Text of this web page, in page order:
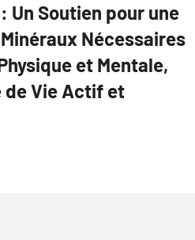
Soutien pour une
Nécessaires
et Mentale,
de Vie Actif et